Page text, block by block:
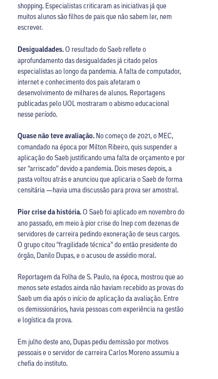
shopping. Especialistas criticaram as iniciativas já que
muitos alunos são filhos de pais que não sabem ler, nem
escrever.
Desigualdades.O resultado do Saeb reflete o
aprofundamento das desigualdades já citado pelos
especialistas ao longo da pandemia. A falta de computador,
internet e conhecimento dos pais afetaram o
desenvolvimento de milhares de alunos. Reportagens
publicadas pelo UOL mostraram o abismo educacional
nesse período.
Quase não teve avaliação.No começo de 2021, o MEC,
comandado na época por Milton Ribeiro, quis suspender a
aplicação do Saeb justificando uma falta de orçamento e por
ser “arriscado” devido a pandemia. Dois meses depois, a
pasta voltou atrás e anunciou que aplicaria o Saeb de forma
censitária —havia uma discussão para prova ser amostral.
Pior crise da história.O Saeb foi aplicado em novembro do
ano passado, em meio à pior crise do Inep com dezenas de
servidores de carreira pedindo exoneração de seus cargos.
O grupo citou “fragilidade técnica” do então presidente do
órgão, Danilo Dupas, e o acusou de assédio moral.
Reportagem da Folha de S. Paulo, na época, mostrou que ao
menos sete estados ainda não haviam recebido as provas do
Saeb um dia após o início de aplicação da avaliação. Entre
os demissionários, havia pessoas com experiência na gestão
e logística da prova.
Em julho deste ano, Dupas pediu demissão por motivos
pessoais e o servidor de carreira Carlos Moreno assumiu a
chefia do instituto.